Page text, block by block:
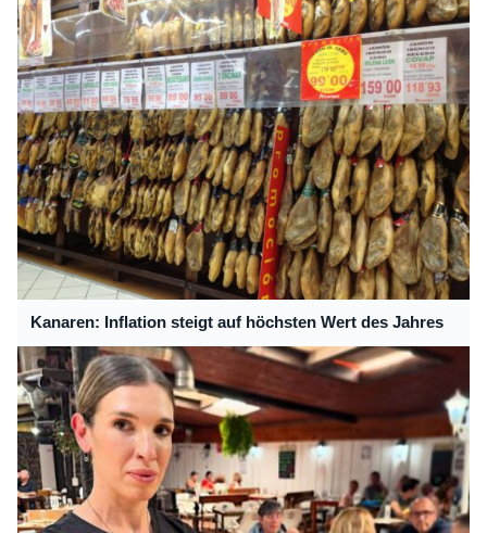
Kanaren: Inflation steigt auf höchsten Wert des Jahres